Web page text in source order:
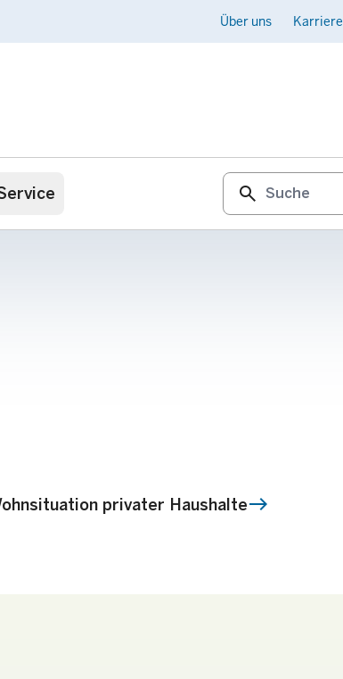
Kontakt
Über uns Karriere
search
privater Haushalte